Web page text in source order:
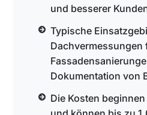
und besserer
Typische
Dachvermessungen
Dokumentation von
Die Kosten